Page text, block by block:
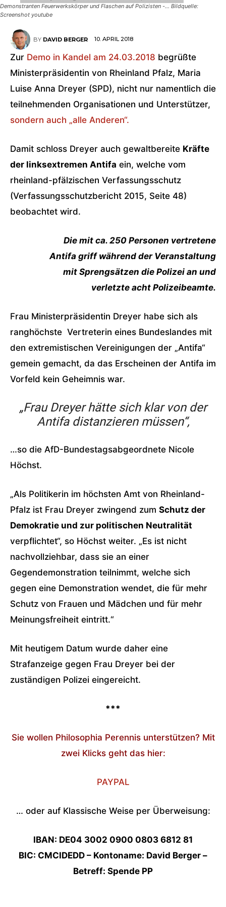
Demonstranten Feuerwerkskörper und Flaschen auf Polizisten -... Bildquelle:
Screenshot youtube
BY DAVID BERGER 10. APRIL 2018
Zur Demo in Kandel am 24.03.2018 begrüßte
Ministerpräsidentin von Rheinland Pfalz, Maria
Luise Anna Dreyer (SPD), nicht nur namentlich die
teilnehmenden Organisationen und Unterstützer,
sondern auch „alle Anderen“.
Damit schloss Dreyer auch gewaltbereite Kräfte
der linksextremen Antifa ein, welche vom
rheinland-pfälzischen Verfassungsschutz
(Verfassungsschutzbericht 2015, Seite 48)
beobachtet wird.
Die mit ca. 250 Personen vertretene
Antifa griff während der Veranstaltung
mit Sprengsätzen die Polizei an und
verletzte acht Polizeibeamte.
Frau Ministerpräsidentin Dreyer habe sich als
ranghöchste Vertreterin eines Bundeslandes mit
den extremistischen Vereinigungen der „Antifa“
gemein gemacht, da das Erscheinen der Antifa im
Vorfeld kein Geheimnis war.
„Frau Dreyer hätte sich klar von der
Antifa distanzieren müssen“,
…so die AfD-Bundestagsabgeordnete Nicole
Höchst.
„Als Politikerin im höchsten Amt von Rheinland-
Pfalz ist Frau Dreyer zwingend zum Schutz der
Demokratie und zur politischen Neutralität
verpflichtet“, so Höchst weiter. „Es ist nicht
nachvollziehbar, dass sie an einer
Gegendemonstration teilnimmt, welche sich
gegen eine Demonstration wendet, die für mehr
Schutz von Frauen und Mädchen und für mehr
Meinungsfreiheit eintritt.“
Mit heutigem Datum wurde daher eine
Strafanzeige gegen Frau Dreyer bei der
zuständigen Polizei eingereicht.
***
Sie wollen Philosophia Perennis unterstützen? Mit
zwei Klicks geht das hier:
PAYPAL
… oder auf Klassische Weise per Überweisung:
IBAN: DE04 3002 0900 0803 6812 81
BIC: CMCIDEDD – Kontoname: David Berger –
Betreff: Spende PP